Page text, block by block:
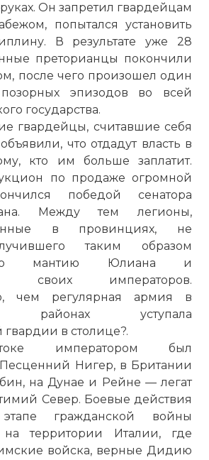
Он запретил гвардейцам
попытался установить
В результате уже 28
преторианцы покончили
после чего произошел один
эпизодов во всей
государства.
гвардейцы, считавшие себя
что отдадут власть в
кто им больше заплатит.
по продаже огромной
победой сенатора
Между тем легионы,
в провинциях, не
таким образом
мантию Юлиана и
своих императоров.
чем регулярная армия в
районах уступала
в столице?.
императором был
Нигер, в Британии
на Дунае и Рейне — легат
Север. Боевые действия
гражданской войны
на территории Италии, где
войска, верные Дидию